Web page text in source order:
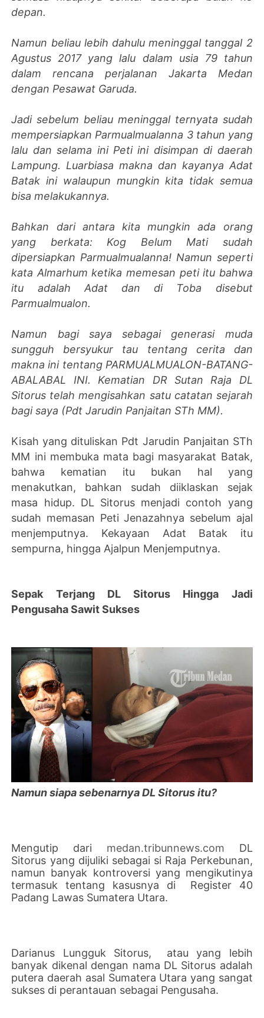
depan.
Namun beliau lebih dahulu meninggal tanggal 2
Agustus 2017 yang lalu dalam usia 79 tahun
dalam rencana perjalanan Jakarta Medan
dengan Pesawat Garuda.
Jadi sebelum beliau meninggal ternyata sudah
mempersiapkan Parmualmualanna 3 tahun yang
lalu dan selama ini Peti ini disimpan di daerah
Lampung. Luarbiasa makna dan kayanya Adat
Batak ini walaupun mungkin kita tidak semua
bisa melakukannya.
Bahkan dari antara kita mungkin ada orang
yang berkata: Kog Belum Mati sudah
dipersiapkan Parmualmualanna! Namun seperti
kata Almarhum ketika memesan peti itu bahwa
itu adalah Adat dan di Toba disebut
Parmualmualon.
Namun bagi saya sebagai generasi muda
sungguh bersyukur tau tentang cerita dan
makna ini tentang PARMUALMUALON-BATANG-
ABALABAL INI. Kematian DR Sutan Raja DL
Sitorus telah mengisahkan satu catatan sejarah
bagi saya (Pdt Jarudin Panjaitan STh MM).
Kisah yang dituliskan Pdt Jarudin Panjaitan STh
MM ini membuka mata bagi masyarakat Batak,
bahwa kematian itu bukan hal yang
menakutkan, bahkan sudah diiklaskan sejak
masa hidup. DL Sitorus menjadi contoh yang
sudah memasan Peti Jenazahnya sebelum ajal
menjemputnya. Kekayaan Adat Batak itu
sempurna, hingga Ajalpun Menjemputnya.
Sepak Terjang DL Sitorus Hingga Jadi
Pengusaha Sawit Sukses
Namun siapa sebenarnya DL Sitorus itu?
Mengutip dari medan.tribunnews.com DL
Sitorus yang dijuliki sebagai si Raja Perkebunan,
namun banyak kontroversi yang mengikutinya
termasuk tentang kasusnya di Register 40
Padang Lawas Sumatera Utara.
Darianus Lungguk Sitorus, atau yang lebih
banyak dikenal dengan nama DL Sitorus adalah
putera daerah asal Sumatera Utara yang sangat
sukses di perantauan sebagai Pengusaha.